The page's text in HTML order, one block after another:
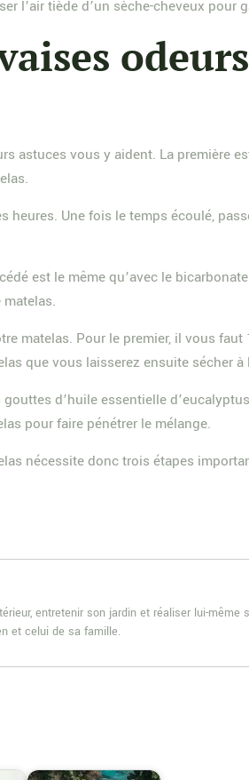
l’air tiède d’un sèche-cheveux pour
astuces vous y aident. La première
Une fois le temps écoulé,
est le même qu’avec le
matelas. Pour le premier, il vous faut
que vous laisserez ensuite sécher à
d’huile essentielle
pour faire pénétrer le mélange.
nécessite donc trois étapes
entretenir son jardin et réaliser lui-même
et celui de sa famille.